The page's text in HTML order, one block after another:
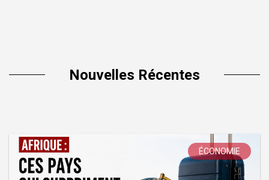
Nouvelles Récentes
ÉCONOMIE